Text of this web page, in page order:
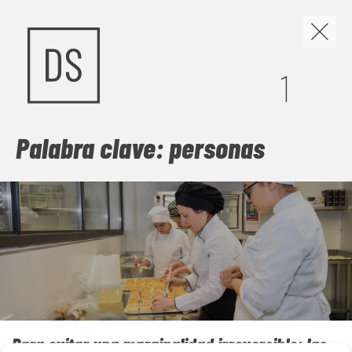
Los discursos de odio y
la construcción de
nuevas narrativas
Cuando el miedo se organiza en discursos, políticas y
gestos cotidianos, la convivencia se vuelve frágil. Este
número mira de frente los discursos de odio, pero no se
queda en la denuncia: busca las grietas por donde abrir
comunidad. Frente a la sospecha, propone
contranarrativas capaces de escuchar, vincular y sostener
vidas dignas, para imaginar juntas una sociedad menos
herida y más habitable.
1
Palabra clave: personas
Para evitar una marginalidad irreversible: las